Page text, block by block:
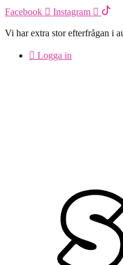
Hoppa
innehåll
Facebook Instagram
Vi har extra stor efterfrågan i
Logga in